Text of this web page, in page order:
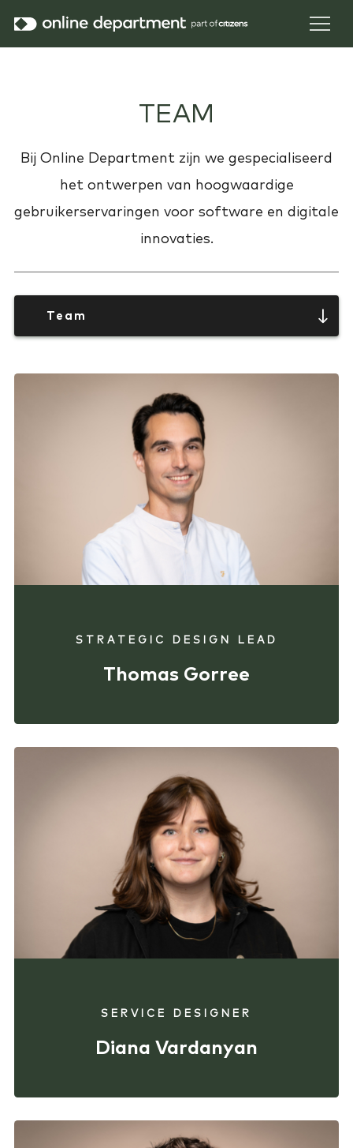
TEAM
Bij Online Department zijn we gespecialiseerd
het ontwerpen van hoogwaardige
gebruikerservaringen voor software en digitale
innovaties.
Team
STRATEGIC DESIGN LEAD
Thomas Gorree
SERVICE DESIGNER
Diana Vardanyan